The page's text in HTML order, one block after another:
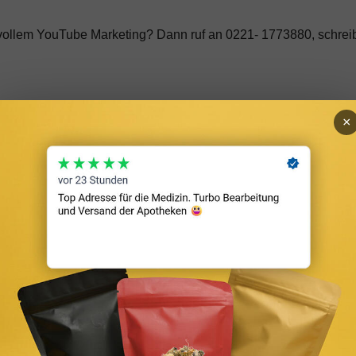
YouTube Marketing? Dann ruf an 0221- 1773880,
sowie aus Unternehmen, die beachtliche Erfolge mit
✓ YouTube SEO ✓ YouTube Ads ✓ YouTube Strategie …
“
×